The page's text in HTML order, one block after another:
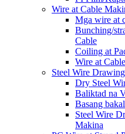
Wire at Cable
Mga wire at
Bunching/
Cable
Coiling at
Wire at
Steel Wire
Dry Steel
Baliktad na
Basang
Steel Wire
Makina